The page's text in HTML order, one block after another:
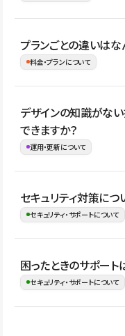
イト全体のデザインや設
め、移行後にページ構成
はい。アクセス規模が大
理、セキュリティ確認
ない段階でも、お問い合
お問合せはこちら
プランごとの違いはな
料金・プランについて
公開ページ数、バージョ
管理の有無などがプラン
ージをご覧ください。
デザインの知識がな
できますか？
運用・更新について
はい。CMSやコンポーネ
ことで、デザインを崩し
ながらレイアウトに影響
す。
セキュリティ対策につ
セキュリティ・サポートについて
Studioでは、公開サイト
の暗号化、データ保護
はSSL/TLSによる通信
困ったときのサポート
セキュリティ・サポートについて
操作方法や機能につい